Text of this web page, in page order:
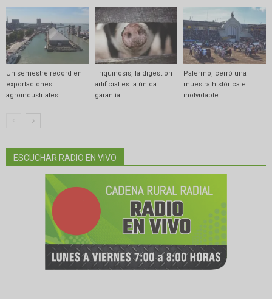
Un semestre record en
exportaciones
agroindustriales
Triquinosis, la digestión
artificial es la única
garantía
Palermo, cerró una
muestra histórica e
inolvidable
ESCUCHAR RADIO EN VIVO